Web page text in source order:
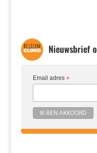
Nieuwsbrief
Email adres *